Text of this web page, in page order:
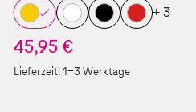
+ 3
45,95 €
Lieferzeit:1-3 Werktage